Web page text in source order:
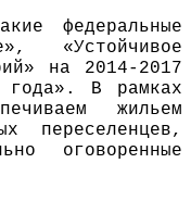
федеральные
«Устойчивое
на 2014-2017
В рамках
жильем
переселенцев,
оговоренные